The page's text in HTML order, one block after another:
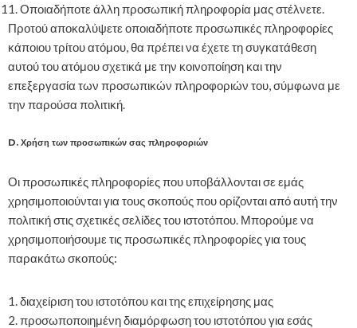
Οποιαδήποτε άλλη προσωπική πληροφορία μας στέλνετε.
Προτού αποκαλύψετε οποιαδήποτε προσωπικές πληροφορίες
κάποιου τρίτου ατόμου, θα πρέπει να έχετε τη συγκατάθεση
αυτού του ατόμου σχετικά με την κοινοποίηση και την
επεξεργασία των προσωπικών πληροφοριών του, σύμφωνα με
την παρούσα πολιτική.
D. Χρήση των προσωπικών σας πληροφοριών
Οι προσωπικές πληροφορίες που υποβάλλονται σε εμάς
χρησιμοποιούνται για τους σκοπούς που ορίζονται από αυτή την
πολιτική στις σχετικές σελίδες του ιστοτόπου. Μπορούμε να
χρησιμοποιήσουμε τις προσωπικές πληροφορίες για τους
παρακάτω σκοπούς:
διαχείριση του ιστοτόπου και της επιχείρησης μας
προσωποποιημένη διαμόρφωση του ιστοτόπου για εσάς